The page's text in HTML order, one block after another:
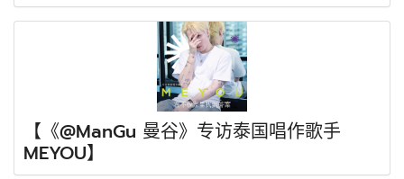
【《@ManGu 曼谷》专访泰国唱作歌手
MEYOU】